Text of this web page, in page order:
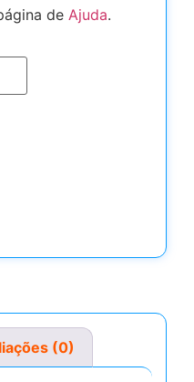
de Ajuda.
(0)